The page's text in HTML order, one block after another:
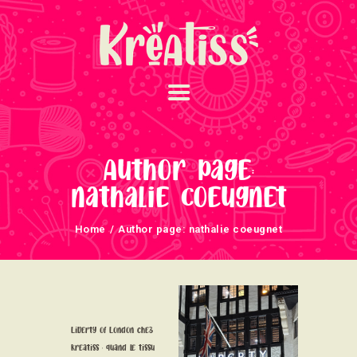
Author page:
nathalie coeugnet
Home Author page: nathalie coeugnet
ACCUEIL
NOS UNIVERS
ARRIVAGES
ATELIERS ET
ÉVÈNEMENTS
INFOS ÉVÈNEMENTS
NEWSLETTERS
NOUS SOUTENONS
Liberty of London chez
Kreatiss : quand le tissu